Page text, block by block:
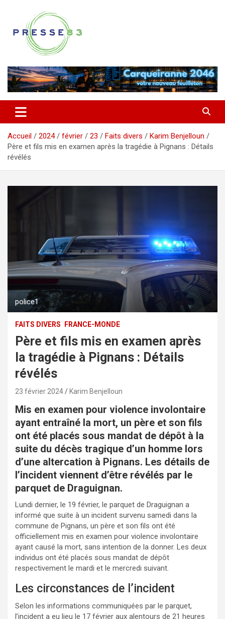
contenu
Presse 83
Accueil 2024 février 23 Faits divers
Karim Benjelloun
Père et fils mis en examen après la tragédie à Pignans : Détails
révélés
police1
FAITS DIVERS FRANCE-MONDE
Père et fils mis en examen après
la tragédie à Pignans : Détails
révélés
23 février 2024 Karim Benjelloun
Mis en examen pour violence involontaire
ayant entraîné la mort, un père et son fils
ont été placés sous mandat de dépôt à la
suite du décès tragique d’un homme lors
d’une altercation à Pignans. Les détails de
l’incident viennent d’être révélés par le
parquet de Draguignan.
Lundi dernier, le 19 février, le parquet de Draguignan a
informé que suite à un incident survenu samedi dans la
commune de Pignans, un père et son fils ont été
officiellement mis en examen pour violence involontaire
ayant causé la mort, sans intention de la donner. Les deux
individus ont été placés sous mandat de dépôt
respectivement le mardi et le mercredi suivant.
Les circonstances de l’incident
Selon les informations communiquées par le parquet,
l’incident a eu lieu le 17 février aux alentours de 21 heures